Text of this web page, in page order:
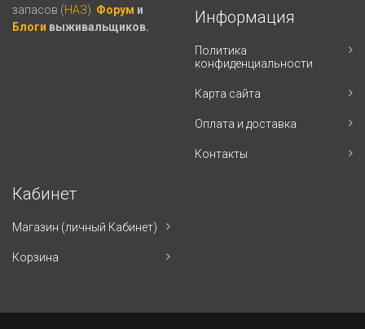
запасов (НАЗ). Форум и
Блоги выживальщиков.
Информация
Политика
конфиденциальности
Карта сайта
Оплата и доставка
Контакты
Кабинет
Магазин (личный Кабинет)
Корзина